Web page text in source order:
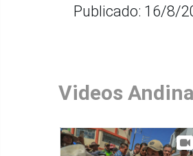
Publicado: 16/8/
Videos Andina